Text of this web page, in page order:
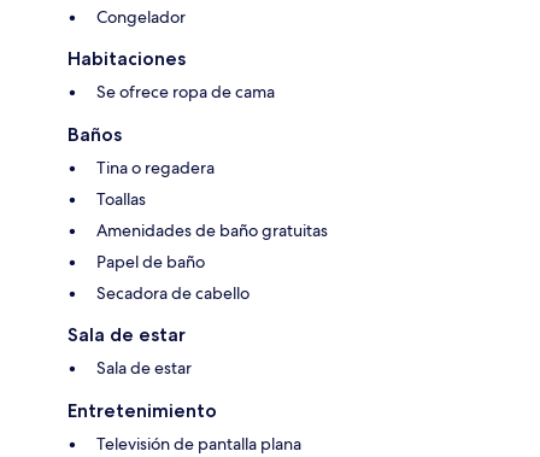
Congelador
Habitaciones
Se ofrece ropa de cama
Baños
Tina o regadera
Toallas
Amenidades de baño gratuitas
Papel de baño
Secadora de cabello
Sala de estar
Sala de estar
Entretenimiento
Televisión de pantalla plana